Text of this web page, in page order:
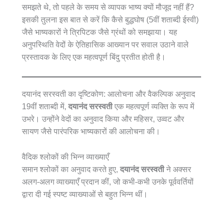
समझते थे, तो पहले के समय से व्यापक भाष्य क्यों मौजूद नहीं हैं?
इसकी तुलना इस बात से करें कि कैसे बुद्धघोष (5वीं शताब्दी ईस्वी)
जैसे भाष्यकारों ने त्रिपिटक जैसे ग्रंथों को समझाया। यह
अनुपस्थिति वेदों के ऐतिहासिक आख्यान पर सवाल उठाने वाले
प्रस्तावक के लिए एक महत्वपूर्ण बिंदु प्रतीत होती है।
दयानंद सरस्वती का दृष्टिकोण: आलोचना और वैकल्पिक अनुवाद
19वीं शताब्दी में, दयानंद सरस्वतीएक महत्वपूर्ण व्यक्ति के रूप में
उभरे। उन्होंने वेदों का अनुवाद किया और महिसर, उव्वट और
सायण जैसे पारंपरिक भाष्यकारों की आलोचना की।
वैदिक श्लोकों की भिन्न व्याख्याएँ
समान श्लोकों का अनुवाद करते हुए, दयानंद सरस्वतीने अक्सर
अलग-अलग व्याख्याएँ प्रदान कीं, जो कभी-कभी उनके पूर्ववर्तियों
द्वारा दी गई स्पष्ट व्याख्याओं से बहुत भिन्न थीं।